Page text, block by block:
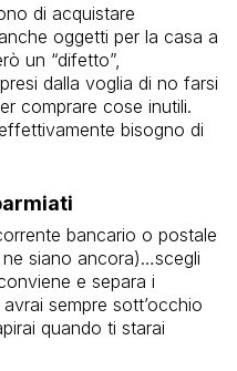
di acquistare
oggetti per la casa a
un “difetto”,
dalla voglia di no farsi
comprare cose inutili.
bisogno di
bancario o postale
siano ancora)…scegli
e separa i
sempre sott’occhio
quando ti starai